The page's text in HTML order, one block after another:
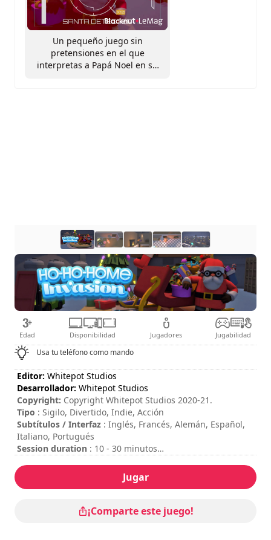
Un pequeño juego sin
pretensiones en el que
interpretas a Papá Noel en su
Edad Disponibilidad Jugadores Jugabilidad
Usa tu teléfono como mando
Editor: Whitepot Studios
Desarrollador: Whitepot Studios
Copyright: Copyright Whitepot Studios 2020-21.
Tipo : Sigilo, Divertido, Indie, Acción
Subtítulos / Interfaz : Inglés, Francés, Alemán, Español,
Italiano, Portugués
Session duration : 10 - 30 minutos
Dificultad
Se puede ver los controles en las opciones del juego.
Jugar
¡Comparte este juego!